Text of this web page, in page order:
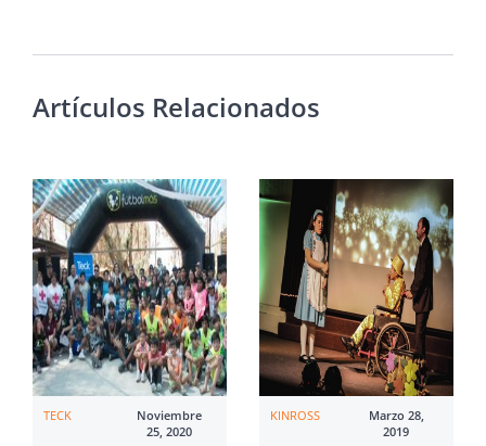
Artículos Relacionados
TECK
Noviembre
25, 2020
KINROSS
Marzo 28,
2019